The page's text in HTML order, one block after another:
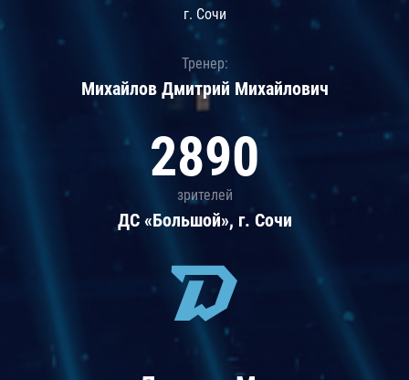
г. Сочи
Тренер:
Михайлов Дмитрий Михайлович
2890
зрителей
ДС «Большой», г. Сочи